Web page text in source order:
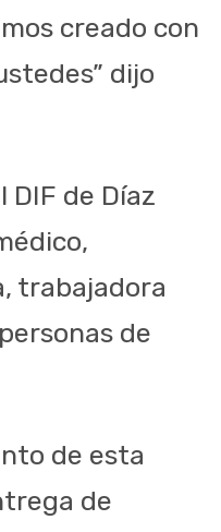
creado con
dijo
de Díaz
trabajadora
de
de esta
de